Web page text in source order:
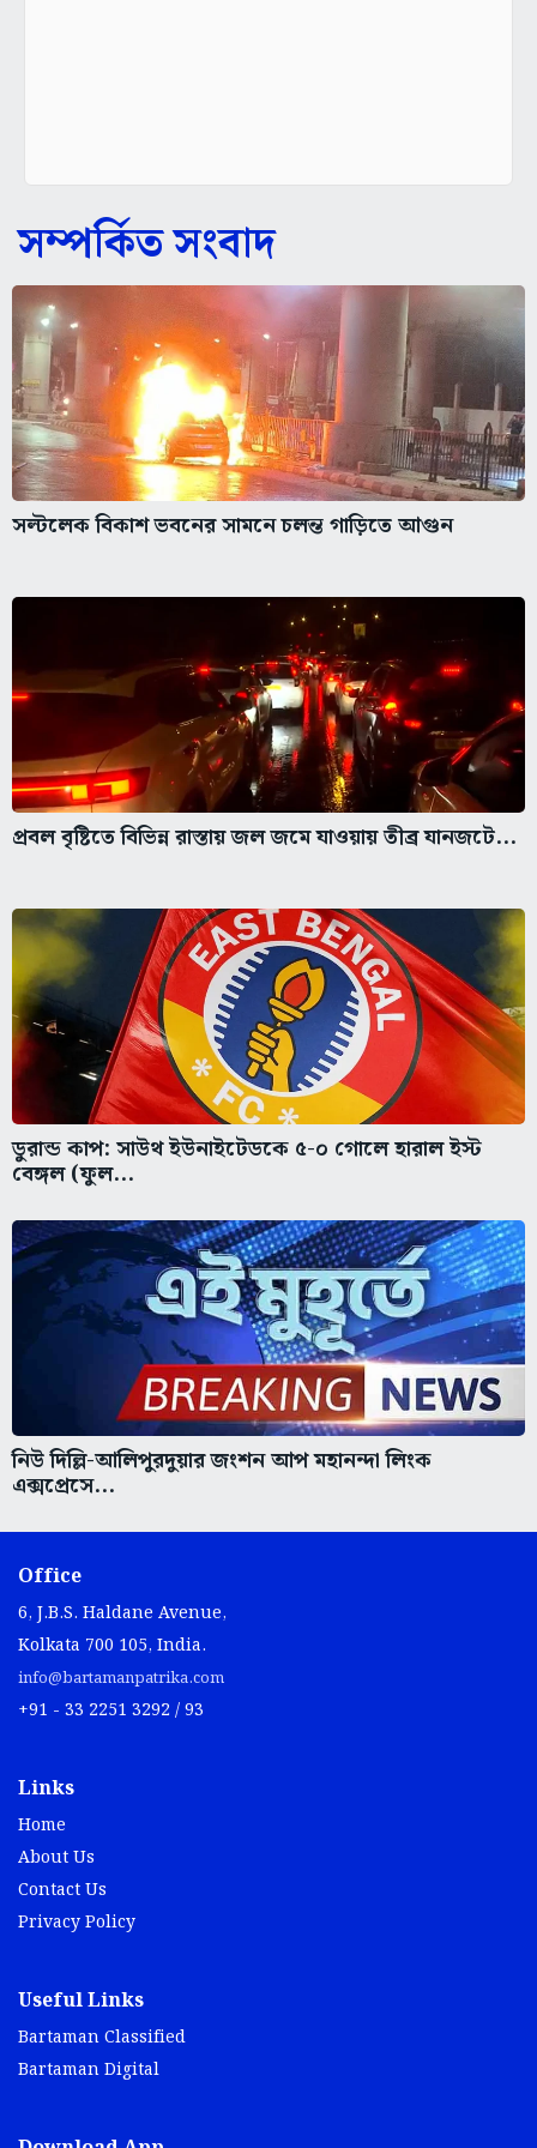
সম্পর্কিত সংবাদ
সল্টলেক বিকাশ ভবনের সামনে চলন্ত গাড়িতে আগুন
প্রবল বৃষ্টিতে বিভিন্ন রাস্তায় জল জমে যাওয়ায় তীব্র যানজটে...
ডুরান্ড কাপ: সাউথ ইউনাইটেডকে ৫-০ গোলে হারাল ইস্ট
বেঙ্গল (ফুল...
নিউ দিল্লি-আলিপুরদুয়ার জংশন আপ মহানন্দা লিংক
এক্সপ্রেসে...
Office
6, J.B.S. Haldane Avenue,
Kolkata 700 105, India.
info@bartamanpatrika.com
+91 - 33 2251 3292 / 93
Links
Home
About Us
Contact Us
Privacy Policy
Useful Links
Bartaman Classified
Bartaman Digital